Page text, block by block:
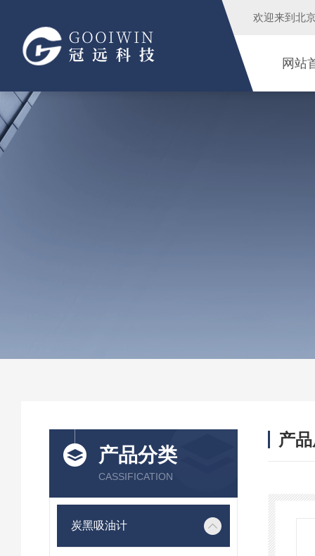
欢迎来到 北
网站
产品分类
CASSIFICATION
炭黑吸油计
产